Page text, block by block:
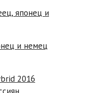
и немец